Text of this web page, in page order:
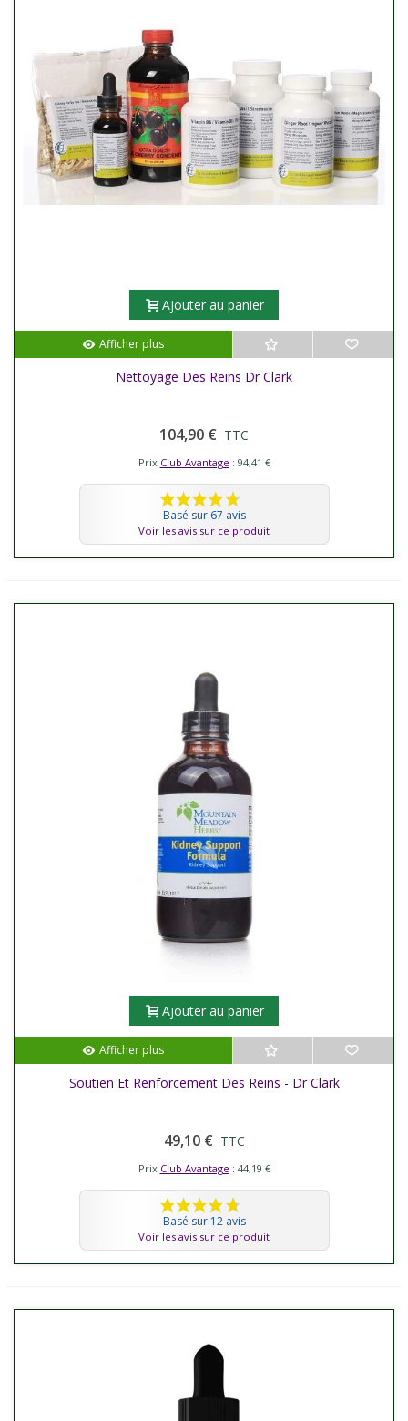
Ajouter au panier
Afficher plus
Nettoyage Des Reins Dr Clark
104,90 € TTC
Prix Club Avantage : 94,41 €
Basé sur 67 avis
Voir les avis sur ce produit
Ajouter au panier
Afficher plus
Soutien Et Renforcement Des Reins - Dr Clark
49,10 € TTC
Prix Club Avantage : 44,19 €
Basé sur 12 avis
Voir les avis sur ce produit